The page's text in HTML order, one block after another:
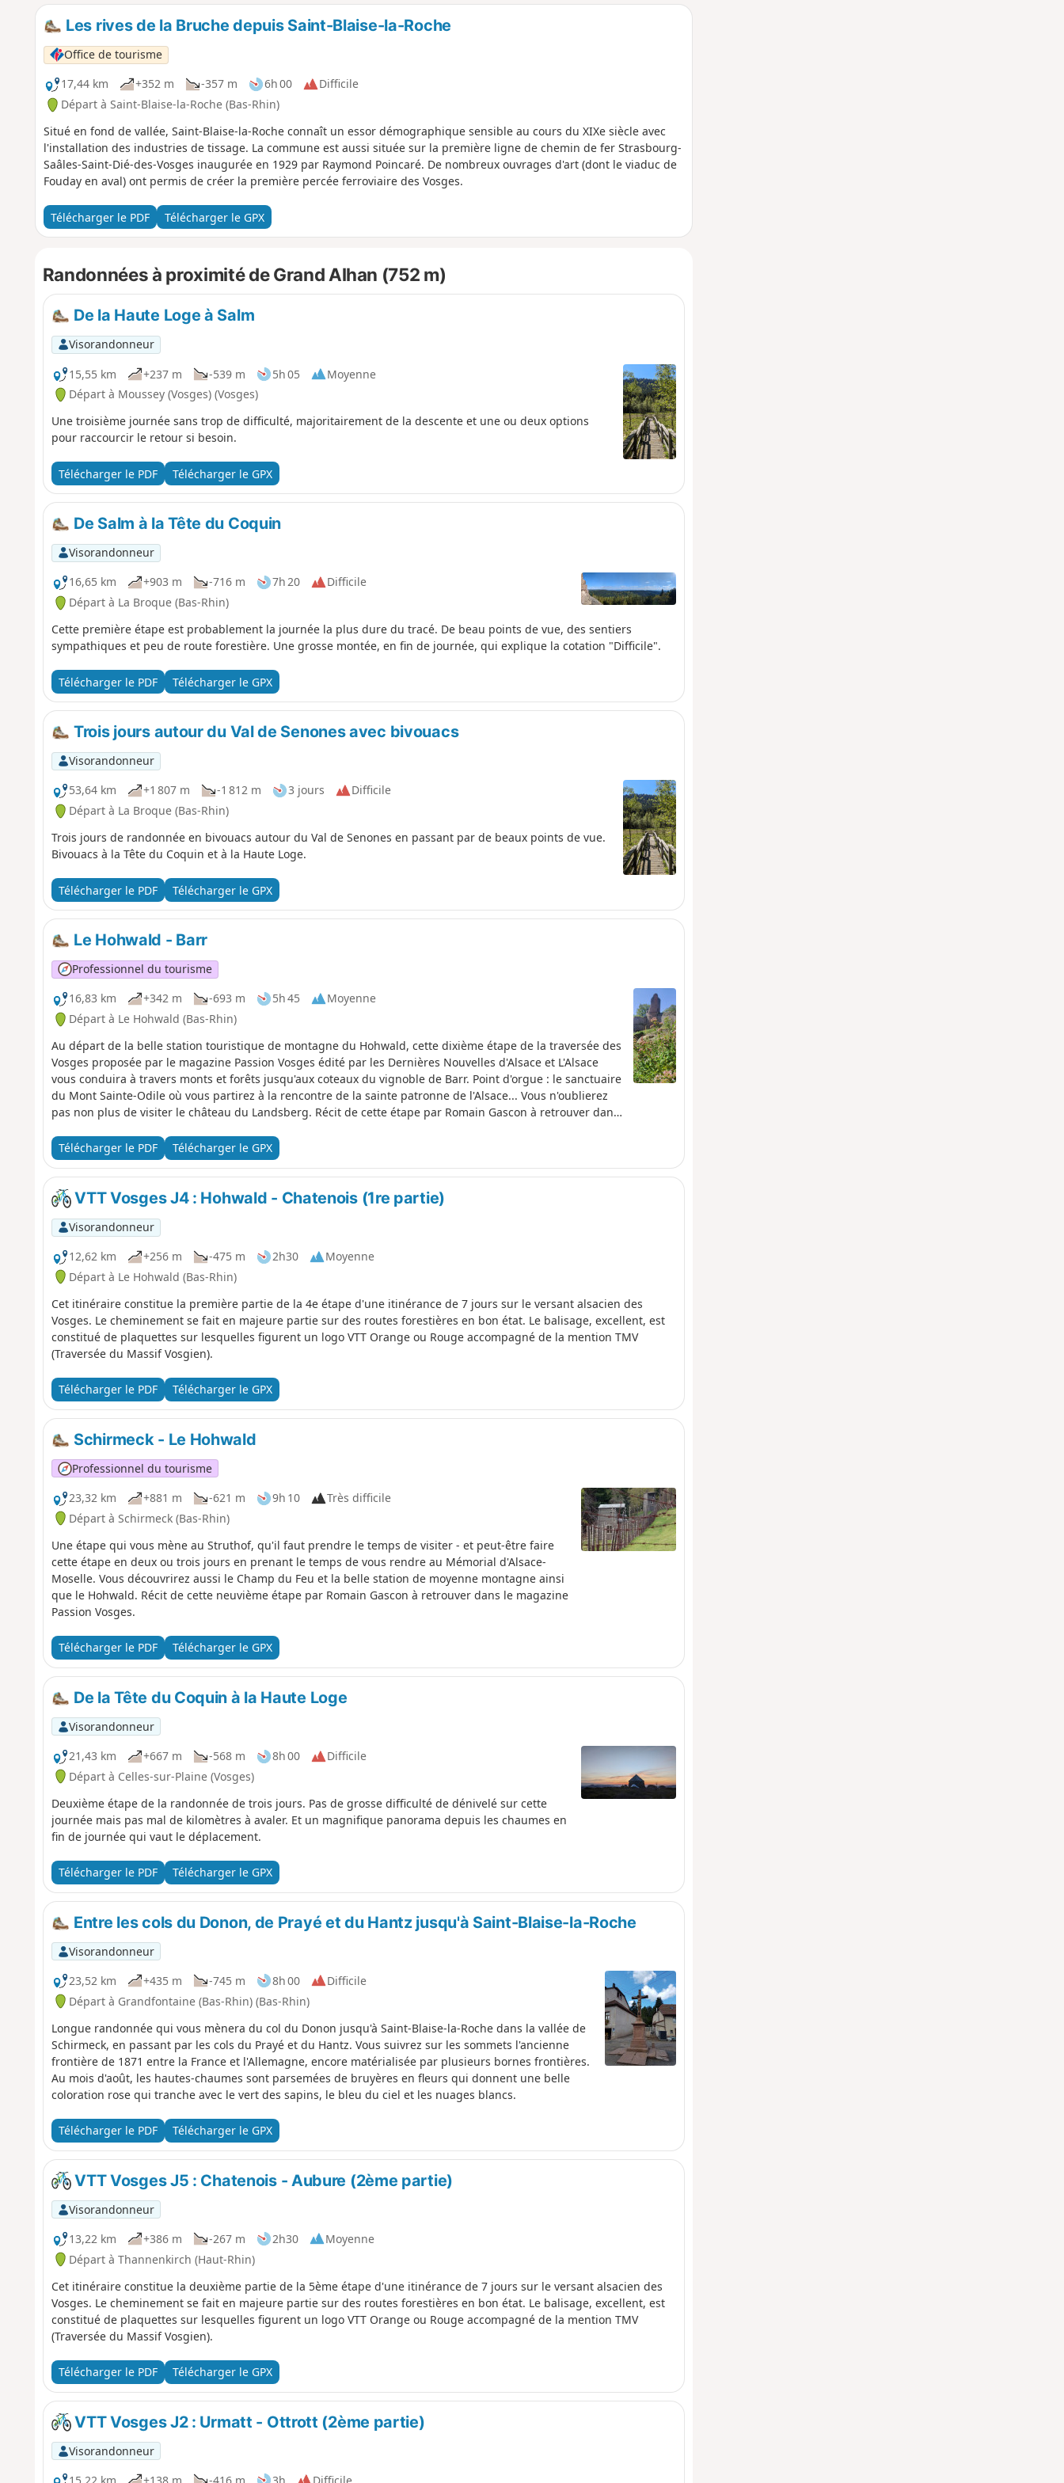
Les rives de la Bruche depuis Saint-Blaise-la-Roche
Office de tourisme
17,44 km
+352 m -357 m 6h 00
Difficile
Départ à Saint-Blaise-la-Roche (Bas-Rhin)
Situé en fond de vallée, Saint-Blaise-la-Roche connaît un essor démographique sensible au cours du XIXe siècle avec
l'installation des industries de tissage. La commune est aussi située sur la première ligne de chemin de fer Strasbourg-
Saâles-Saint-Dié-des-Vosges inaugurée en 1929 par Raymond Poincaré. De nombreux ouvrages d'art (dont le viaduc de
Fouday en aval) ont permis de créer la première percée ferroviaire des Vosges.
Télécharger le PDF Télécharger le GPX
Randonnées à proximité de Grand Alhan (752 m)
De la Haute Loge à Salm
Visorandonneur
15,55 km
+237 m -539 m 5h 05
Moyenne
Départ à Moussey (Vosges) (Vosges)
Une troisième journée sans trop de difficulté, majoritairement de la descente et une ou deux options
pour raccourcir le retour si besoin.
Télécharger le PDF Télécharger le GPX
De Salm à la Tête du Coquin
Visorandonneur
16,65 km
+903 m -716 m 7h 20
Difficile
Départ à La Broque (Bas-Rhin)
Cette première étape est probablement la journée la plus dure du tracé. De beau points de vue, des sentiers
sympathiques et peu de route forestière. Une grosse montée, en fin de journée, qui explique la cotation "Difficile".
Télécharger le PDF Télécharger le GPX
Trois jours autour du Val de Senones avec bivouacs
Visorandonneur
53,64 km
+1 807 m -1 812 m 3 jours
Difficile
Départ à La Broque (Bas-Rhin)
Trois jours de randonnée en bivouacs autour du Val de Senones en passant par de beaux points de vue.
Bivouacs à la Tête du Coquin et à la Haute Loge.
Télécharger le PDF Télécharger le GPX
Le Hohwald - Barr
Professionnel du tourisme
16,83 km
+342 m -693 m 5h 45
Moyenne
Départ à Le Hohwald (Bas-Rhin)
Au départ de la belle station touristique de montagne du Hohwald, cette dixième étape de la traversée des
Vosges proposée par le magazine Passion Vosges édité par les Dernières Nouvelles d'Alsace et L'Alsace
vous conduira à travers monts et forêts jusqu'aux coteaux du vignoble de Barr. Point d'orgue : le sanctuaire
du Mont Sainte-Odile où vous partirez à la rencontre de la sainte patronne de l'Alsace... Vous n'oublierez
pas non plus de visiter le château du Landsberg. Récit de cette étape par Romain Gascon à retrouver dans
Télécharger le PDF
Télécharger le GPX
VTT Vosges J4 : Hohwald - Chatenois (1re partie)
Visorandonneur
12,62 km
+256 m -475 m 2h30
Moyenne
Départ à Le Hohwald (Bas-Rhin)
Cet itinéraire constitue la première partie de la 4e étape d'une itinérance de 7 jours sur le versant alsacien des
Vosges. Le cheminement se fait en majeure partie sur des routes forestières en bon état. Le balisage, excellent, est
constitué de plaquettes sur lesquelles figurent un logo VTT Orange ou Rouge accompagné de la mention TMV
(Traversée du Massif Vosgien).
Télécharger le PDF Télécharger le GPX
Schirmeck - Le Hohwald
Professionnel du tourisme
23,32 km
+881 m -621 m 9h 10
Très difficile
Départ à Schirmeck (Bas-Rhin)
Une étape qui vous mène au Struthof, qu'il faut prendre le temps de visiter - et peut-être faire
cette étape en deux ou trois jours en prenant le temps de vous rendre au Mémorial d'Alsace-
Moselle. Vous découvrirez aussi le Champ du Feu et la belle station de moyenne montagne ainsi
que le Hohwald. Récit de cette neuvième étape par Romain Gascon à retrouver dans le magazine
Passion Vosges.
Télécharger le PDF Télécharger le GPX
De la Tête du Coquin à la Haute Loge
Visorandonneur
21,43 km
+667 m -568 m 8h 00
Difficile
Départ à Celles-sur-Plaine (Vosges)
Deuxième étape de la randonnée de trois jours. Pas de grosse difficulté de dénivelé sur cette
journée mais pas mal de kilomètres à avaler. Et un magnifique panorama depuis les chaumes en
fin de journée qui vaut le déplacement.
Télécharger le PDF Télécharger le GPX
Entre les cols du Donon, de Prayé et du Hantz jusqu'à Saint-Blaise-la-Roche
Visorandonneur
23,52 km
+435 m -745 m 8h 00
Difficile
Départ à Grandfontaine (Bas-Rhin) (Bas-Rhin)
Longue randonnée qui vous mènera du col du Donon jusqu'à Saint-Blaise-la-Roche dans la vallée de
Schirmeck, en passant par les cols du Prayé et du Hantz. Vous suivrez sur les sommets l'ancienne
frontière de 1871 entre la France et l'Allemagne, encore matérialisée par plusieurs bornes frontières.
Au mois d'août, les hautes-chaumes sont parsemées de bruyères en fleurs qui donnent une belle
coloration rose qui tranche avec le vert des sapins, le bleu du ciel et les nuages blancs.
Télécharger le PDF Télécharger le GPX
VTT Vosges J5 : Chatenois - Aubure (2ème partie)
Visorandonneur
13,22 km
+386 m -267 m 2h30
Moyenne
Départ à Thannenkirch (Haut-Rhin)
Cet itinéraire constitue la deuxième partie de la 5ème étape d'une itinérance de 7 jours sur le versant alsacien des
Vosges. Le cheminement se fait en majeure partie sur des routes forestières en bon état. Le balisage, excellent, est
constitué de plaquettes sur lesquelles figurent un logo VTT Orange ou Rouge accompagné de la mention TMV
(Traversée du Massif Vosgien).
Télécharger le PDF Télécharger le GPX
VTT Vosges J2 : Urmatt - Ottrott (2ème partie)
Visorandonneur